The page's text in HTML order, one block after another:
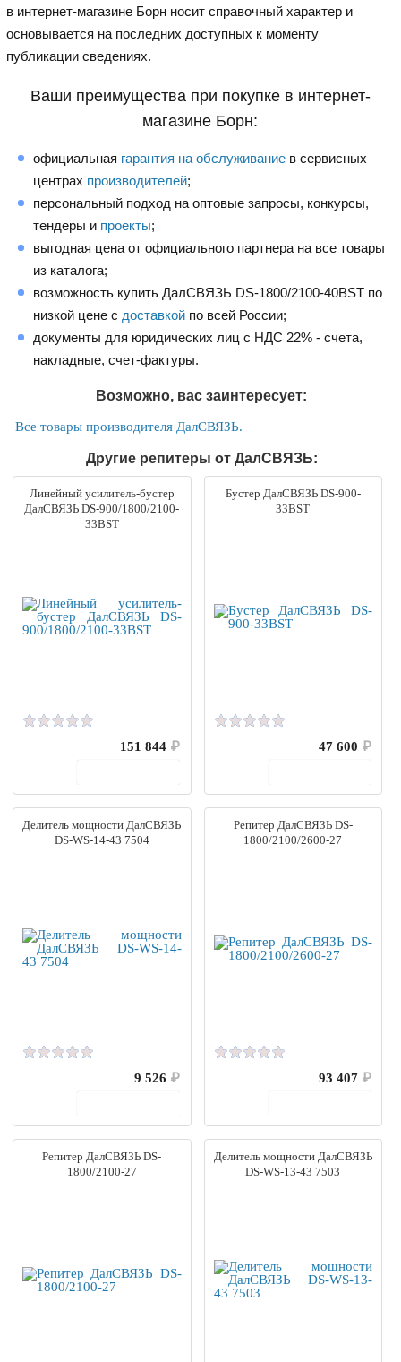
в интернет-магазине Борн носит справочный характер и
основывается на последних доступных к моменту
публикации сведениях.
Ваши преимущества при покупке в интернет-
магазине Борн:
официальная гарантия на обслуживание в сервисных
центрах производителей;
персональный подход на оптовые запросы, конкурсы,
тендеры и проекты;
выгодная цена от официального партнера на все товары
из каталога;
возможность купить ДалСВЯЗЬ DS-1800/2100-40BST по
низкой цене с доставкой по всей России;
документы для юридических лиц с НДС 22% - счета,
накладные, счет-фактуры.
Возможно, вас заинтересует:
Все товары производителя ДалСВЯЗЬ.
Другие репитеры от ДалСВЯЗЬ:
Линейный усилитель-бустер
ДалСВЯЗЬ DS-900/1800/2100-
33BST
151 844 ₽
Бустер ДалСВЯЗЬ DS-900-
33BST
47 600 ₽
Делитель мощности ДалСВЯЗЬ
DS-WS-14-43 7504
9 526 ₽
Репитер ДалСВЯЗЬ DS-
1800/2100/2600-27
93 407 ₽
Репитер ДалСВЯЗЬ DS-
1800/2100-27
Делитель мощности ДалСВЯЗЬ
DS-WS-13-43 7503